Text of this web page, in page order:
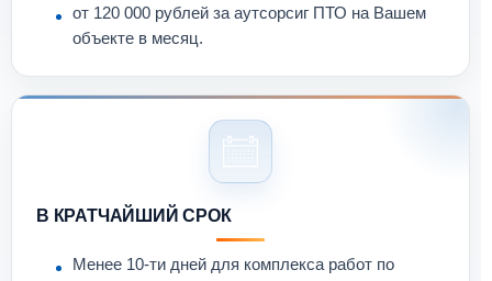
от 120 000 рублей за аутсорсиг ПТО на Вашем
объекте в месяц.
В КРАТЧАЙШИЙ СРОК
Менее 10-ти дней для комплекса работ по